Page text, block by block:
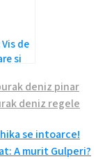
de
si
deniz pinar
deniz regele
se intoarce!
A murit Gulperi?